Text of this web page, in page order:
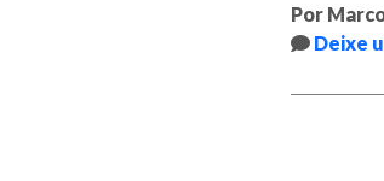
Por
Deixe